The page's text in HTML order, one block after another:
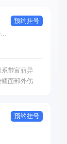
重庆医科大学附属口腔医院(沙南街门诊部)
预约挂号
面部外伤
预约挂号